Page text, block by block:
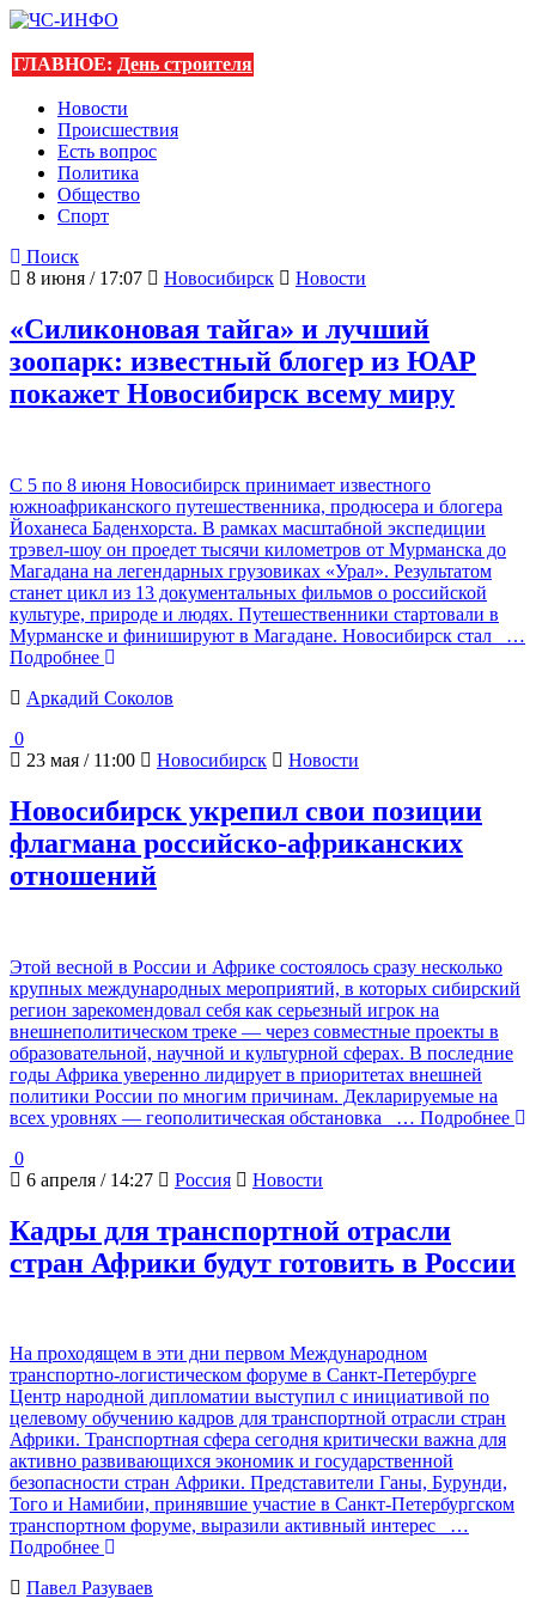
ГЛАВНОЕ: День строителя
Новости
Происшествия
Есть вопрос
Политика
Общество
Спорт
Поиск
8 июня / 17:07
Новосибирск Новости
«Силиконовая тайга» и лучший
зоопарк: известный блогер из ЮАР
покажет Новосибирск всему миру
С 5 по 8 июня Новосибирск принимает известного
южноафриканского путешественника, продюсера и блогера
Йоханеса Баденхорста. В рамках масштабной экспедиции
трэвел-шоу он проедет тысячи километров от Мурманска до
Магадана на легендарных грузовиках «Урал». Результатом
станет цикл из 13 документальных фильмов о российской
культуре, природе и людях. Путешественники стартовали в
Мурманске и финишируют в Магадане. Новосибирск стал
…
Подробнее
Аркадий Соколов
0
23 мая / 11:00
Новосибирск Новости
Новосибирск укрепил свои позиции
флагмана российско-африканских
отношений
Этой весной в России и Африке состоялось сразу несколько
крупных международных мероприятий, в которых сибирский
регион зарекомендовал себя как серьезный игрок на
внешнеполитическом треке — через совместные проекты в
образовательной, научной и культурной сферах. В последние
годы Африка уверенно лидирует в приоритетах внешней
политики России по многим причинам. Декларируемые на
всех уровнях — геополитическая обстановка
… Подробнее
0
6 апреля / 14:27
Россия Новости
Кадры для транспортной отрасли
стран Африки будут готовить в России
На проходящем в эти дни первом Международном
транспортно-логистическом форуме в Санкт-Петербурге
Центр народной дипломатии выступил с инициативой по
целевому обучению кадров для транспортной отрасли стран
Африки. Транспортная сфера сегодня критически важна для
активно развивающихся экономик и государственной
безопасности стран Африки. Представители Ганы, Бурунди,
Того и Намибии, принявшие участие в Санкт-Петербургском
транспортном форуме, выразили активный интерес
…
Подробнее
Павел Разуваев